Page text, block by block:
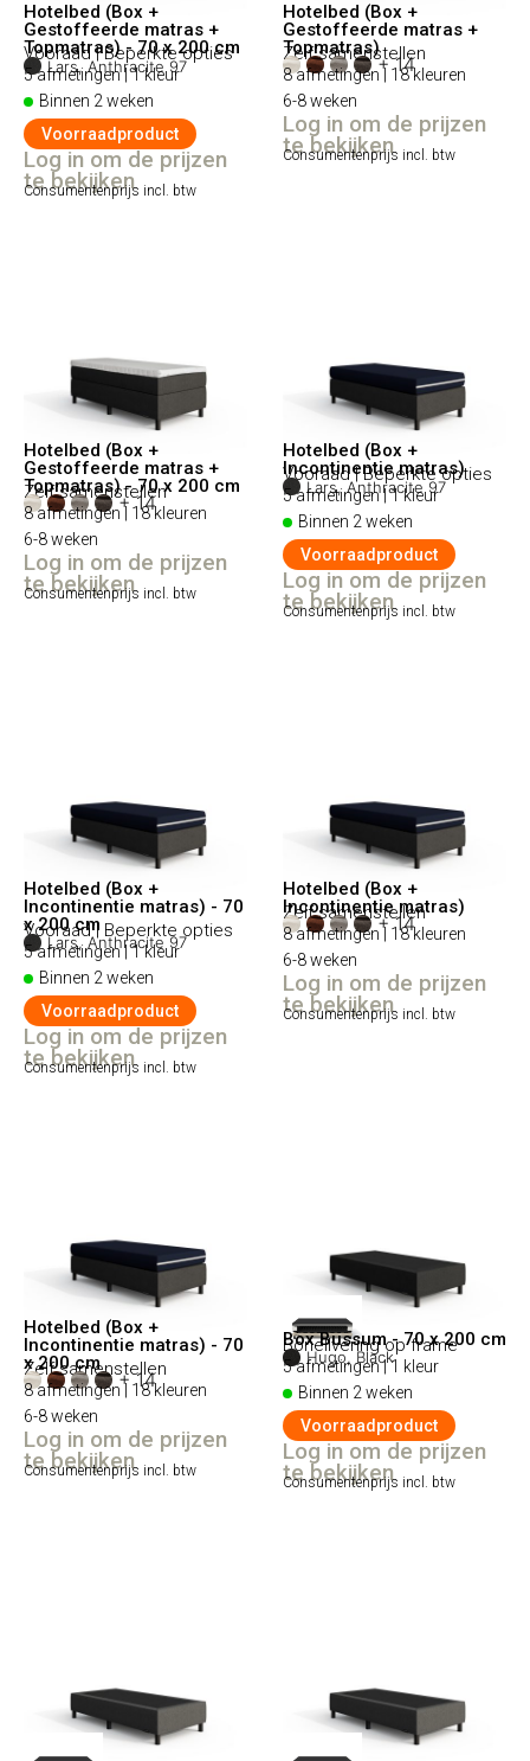
Hotelbed (Box +
Gestoffeerde matras +
Topmatras) - 70 x 200 cm
Vooraad | Beperkte opties
Lars, Anthracite 97
5 afmetingen | 1 kleur
Binnen 2 weken
Voorraadproduct
Log in om de prijzen
te bekijken
Consumentenprijs incl. btw
Hotelbed (Box +
Gestoffeerde matras +
Topmatras)
Zelf samenstellen
+ 14
8 afmetingen | 18 kleuren
6-8 weken
Log in om de prijzen
te bekijken
Consumentenprijs incl. btw
Hotelbed (Box +
Gestoffeerde matras +
Topmatras) - 70 x 200 cm
Zelf samenstellen
+ 14
8 afmetingen | 18 kleuren
6-8 weken
Log in om de prijzen
te bekijken
Consumentenprijs incl. btw
Hotelbed (Box +
Incontinentie matras)
Vooraad | Beperkte opties
Lars, Anthracite 97
5 afmetingen | 1 kleur
Binnen 2 weken
Voorraadproduct
Log in om de prijzen
te bekijken
Consumentenprijs incl. btw
Hotelbed (Box +
Incontinentie matras) - 70
x 200 cm
Vooraad | Beperkte opties
Lars, Anthracite 97
5 afmetingen | 1 kleur
Binnen 2 weken
Voorraadproduct
Log in om de prijzen
te bekijken
Consumentenprijs incl. btw
Hotelbed (Box +
Incontinentie matras)
Zelf samenstellen
+ 14
8 afmetingen | 18 kleuren
6-8 weken
Log in om de prijzen
te bekijken
Consumentenprijs incl. btw
Hotelbed (Box +
Incontinentie matras) - 70
x 200 cm
Zelf samenstellen
+ 14
8 afmetingen | 18 kleuren
6-8 weken
Log in om de prijzen
te bekijken
Consumentenprijs incl. btw
Box Bussum - 70 x 200 cm
Bonellvering op frame
Hugo, Black
5 afmetingen | 1 kleur
Binnen 2 weken
Voorraadproduct
Log in om de prijzen
te bekijken
Consumentenprijs incl. btw